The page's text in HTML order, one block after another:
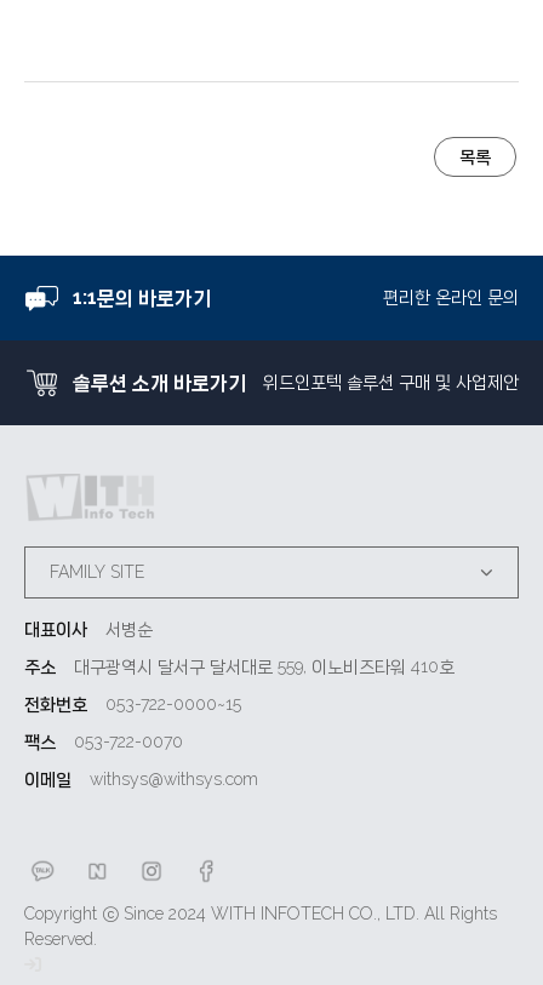
목록
1:1문의 바로가기 편리한 온라인 문의
솔루션 소개 바로가기 위드인포텍 솔루션 구매 및 사업제안
FAMILY SITE
대표이사
서병순
주소
대구광역시 달서구 달서대로 559, 이노비즈타워 410호
전화번호
053-722-0000~15
팩스
053-722-0070
이메일
withsys@withsys.com
Copyright ⓒ Since 2024 WITH INFOTECH CO., LTD. All Rights
Reserved.